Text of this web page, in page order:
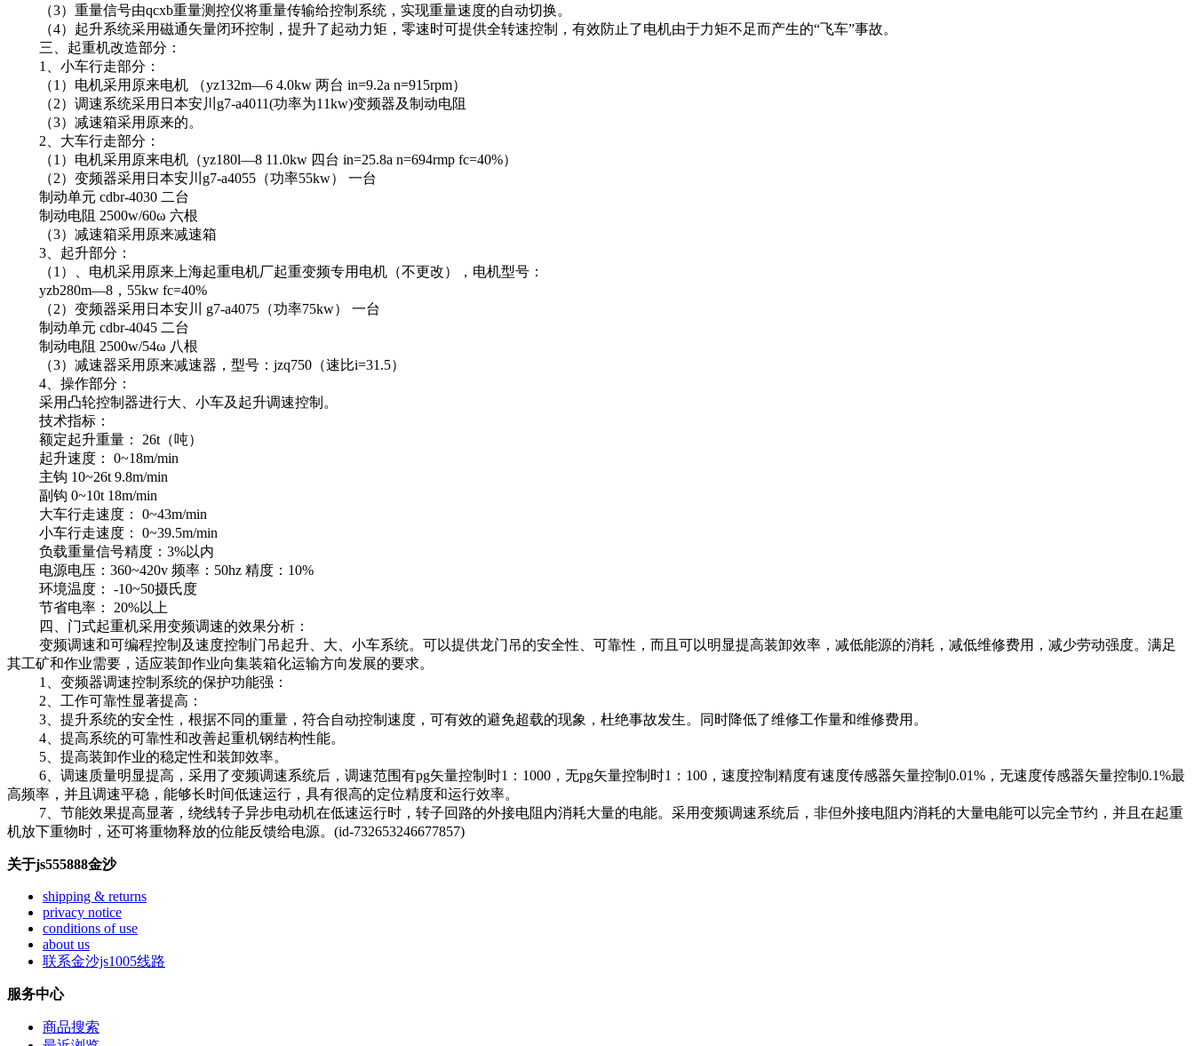
（3）重量信号由qcxb重量测控仪将重量传输给控制系统，实现重量速度的自动切换。
（4）起升系统采用磁通矢量闭环控制，提升了起动力矩，零速时可提供全转速控制，有效防止了电机由于力矩不足而产生的“飞车”事故。
三、起重机改造部分：
1、小车行走部分：
（1）电机采用原来电机 （yz132m—6 4.0kw 两台 in=9.2a n=915rpm）
（2）调速系统采用日本安川g7-a4011(功率为11kw)变频器及制动电阻
（3）减速箱采用原来的。
2、大车行走部分：
（1）电机采用原来电机（yz180l—8 11.0kw 四台 in=25.8a n=694rmp fc=40%）
（2）变频器采用日本安川g7-a4055（功率55kw） 一台
制动单元 cdbr-4030 二台
制动电阻 2500w/60ω 六根
（3）减速箱采用原来减速箱
3、起升部分：
（1）、电机采用原来上海起重电机厂起重变频专用电机（不更改），电机型号：
yzb280m—8，55kw fc=40%
（2）变频器采用日本安川 g7-a4075（功率75kw） 一台
制动单元 cdbr-4045 二台
制动电阻 2500w/54ω 八根
（3）减速器采用原来减速器，型号：jzq750（速比i=31.5）
4、操作部分：
采用凸轮控制器进行大、小车及起升调速控制。
技术指标：
额定起升重量： 26t（吨）
起升速度： 0~18m/min
主钩 10~26t 9.8m/min
副钩 0~10t 18m/min
大车行走速度： 0~43m/min
小车行走速度： 0~39.5m/min
负载重量信号精度：3%以内
电源电压：360~420v 频率：50hz 精度：10%
环境温度： -10~50摄氏度
节省电率： 20%以上
四、门式起重机采用变频调速的效果分析：
变频调速和可编程控制及速度控制门吊起升、大、小车系统。可以提供龙门吊的安全性、可靠性，而且可以明显提高装卸效率，减低能源的消耗，减低维修费用，减少劳动强度。满足
其工矿和作业需要，适应装卸作业向集装箱化运输方向发展的要求。
1、变频器调速控制系统的保护功能强：
2、工作可靠性显著提高：
3、提升系统的安全性，根据不同的重量，符合自动控制速度，可有效的避免超载的现象，杜绝事故发生。同时降低了维修工作量和维修费用。
4、提高系统的可靠性和改善起重机钢结构性能。
5、提高装卸作业的稳定性和装卸效率。
6、调速质量明显提高，采用了变频调速系统后，调速范围有pg矢量控制时1：1000，无pg矢量控制时1：100，速度控制精度有速度传感器矢量控制0.01%，无速度传感器矢量控制0.1%最
高频率，并且调速平稳，能够长时间低速运行，具有很高的定位精度和运行效率。
7、节能效果提高显著，绕线转子异步电动机在低速运行时，转子回路的外接电阻内消耗大量的电能。采用变频调速系统后，非但外接电阻内消耗的大量电能可以完全节约，并且在起重
机放下重物时，还可将重物释放的位能反馈给电源。(id-732653246677857)
关于js555888金沙
shipping & returns
privacy notice
conditions of use
about us
联系金沙js1005线路
服务中心
商品搜索